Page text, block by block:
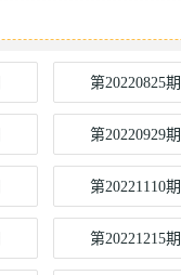
第20220825期
第20220929期
第20221110期
第20221215期